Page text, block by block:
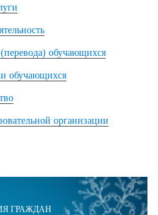
обучающихся
обучающихся
организации
ГРАЖДАН